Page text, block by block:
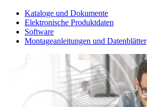
Kataloge und Dokumente
Elektronische Produktdaten
Software
Montageanleitungen und Datenblätter